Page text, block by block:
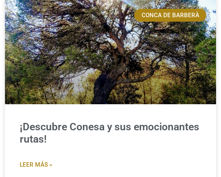
CONCA DE BARBERÀ
¡Descubre Conesa y sus emocionantes
rutas!
LEER MÁS »